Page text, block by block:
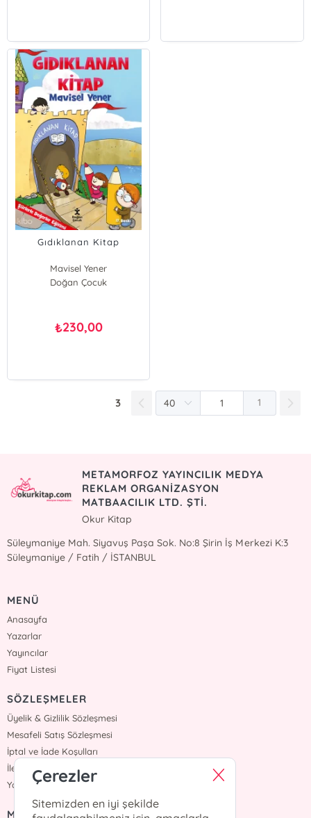
Gıdıklanan Kitap
Mavisel Yener
Doğan Çocuk
₺230,00
3 1
METAMORFOZ YAYINCILIK MEDYA
REKLAM ORGANİZASYON
MATBAACILIK LTD. ŞTİ.
Okur Kitap
Süleymaniye Mah. Siyavuş Paşa Sok. No:8 Şirin İş Merkezi K:3
Süleymaniye / Fatih / İSTANBUL
MENÜ
Anasayfa
Yazarlar
Yayıncılar
Fiyat Listesi
SÖZLEŞMELER
Üyelik & Gizlilik Sözleşmesi
Mesafeli Satış Sözleşmesi
İptal ve İade Koşulları
İletişim
Yardım
MÜŞTERİ HİZMETLERİ
Çerezler
Sitemizden en iyi şekilde